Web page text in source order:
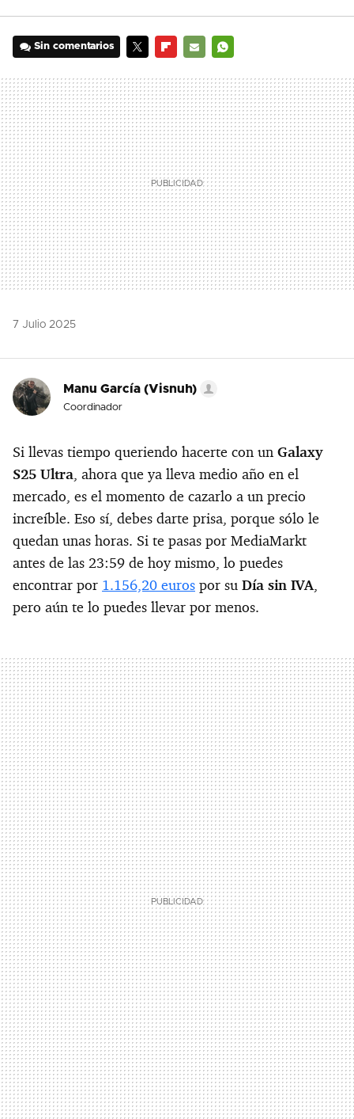
Sin comentarios
MAIL
7 Julio 2025
Manu García (Visnuh)
Coordinador
Si llevas tiempo queriendo hacerte con un Galaxy
S25 Ultra, ahora que ya lleva medio año en el
mercado, es el momento de cazarlo a un precio
increíble. Eso sí, debes darte prisa, porque sólo le
quedan unas horas. Si te pasas por MediaMarkt
antes de las 23:59 de hoy mismo, lo puedes
encontrar por 1.156,20 euros por su Día sin IVA,
pero aún te lo puedes llevar por menos.